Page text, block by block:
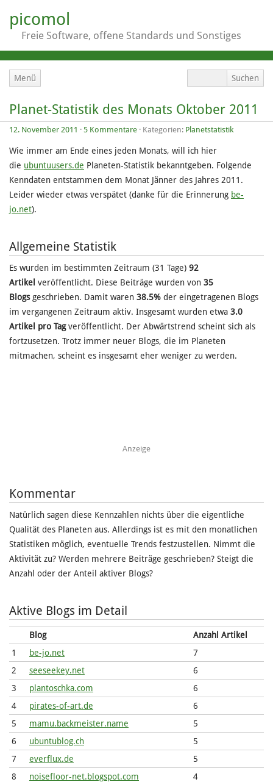
picomol
Freie Software, offene Standards und Sonstiges
Menü
Planet-Statistik des Monats Oktober 2011
12. November 2011 · 5 Kommentare · Kategorien: Planetstatistik
Wie immer am Ende eines jeden Monats, will ich hier
die ubuntuusers.de Planeten-Statistik bekanntgeben. Folgende
Kenndaten entstammen dem Monat Jänner des Jahres 2011.
Leider wieder etwas verspätet (danke für die Erinnerung be-
jo.net).
Allgemeine Statistik
Es wurden im bestimmten Zeitraum (31 Tage) 92
Artikel veröffentlicht. Diese Beiträge wurden von 35
Blogsgeschrieben. Damit waren 38.5% der eingetragenen Blogs
im vergangenen Zeitraum aktiv. Insgesamt wurden etwa 3.0
Artikel pro Tagveröffentlicht. Der Abwärtstrend scheint sich als
fortzusetzen. Trotz immer neuer Blogs, die im Planeten
mitmachen, scheint es insgesamt eher weniger zu werden.
Anzeige
Kommentar
Natürlich sagen diese Kennzahlen nichts über die eigentliche
Qualität des Planeten aus. Allerdings ist es mit den monatlichen
Statistiken möglich, eventuelle Trends festzustellen. Nimmt die
Aktivität zu? Werden mehrere Beiträge geschrieben? Steigt die
Anzahl oder der Anteil aktiver Blogs?
Aktive Blogs im Detail
Blog
Anzahl Artikel
1
be-jo.net
7
2
seeseekey.net
6
3
plantoschka.com
6
4
pirates-of-art.de
6
5
mamu.backmeister.name
5
6
ubuntublog.ch
5
7
everflux.de
5
8
noisefloor-net.blogspot.com
4